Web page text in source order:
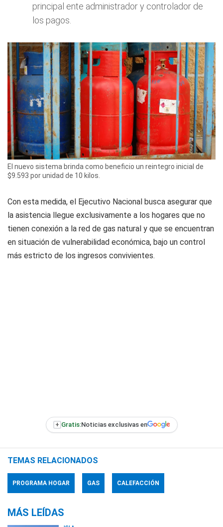
principal ente administrador y controlador de
los pagos.
El nuevo sistema brinda como beneficio un reintegro inicial de
$9.593 por unidad de 10 kilos.
Con esta medida, el Ejecutivo Nacional busca asegurar que
la asistencia llegue exclusivamente a los hogares que no
tienen conexión a la red de gas natural y que se encuentran
en situación de vulnerabilidad económica, bajo un control
más estricto de los ingresos convivientes.
+ Gratis:Noticias exclusivas en
TEMAS RELACIONADOS
PROGRAMA HOGAR GAS CALEFACCIÓN
MÁS LEÍDAS